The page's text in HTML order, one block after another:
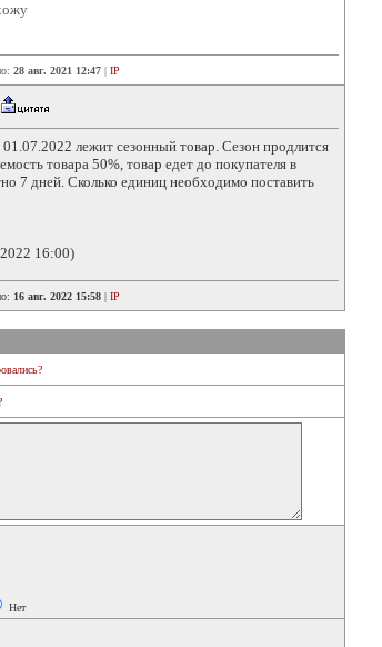
28 авг. 2021 12:47 | IP
лежит сезонный товар. Сезон продлится
товара 50%, товар едет до покупателя в
7 дней. Сколько единиц необходимо поставить
16:00)
16 авг. 2022 15:58 | IP
Нет